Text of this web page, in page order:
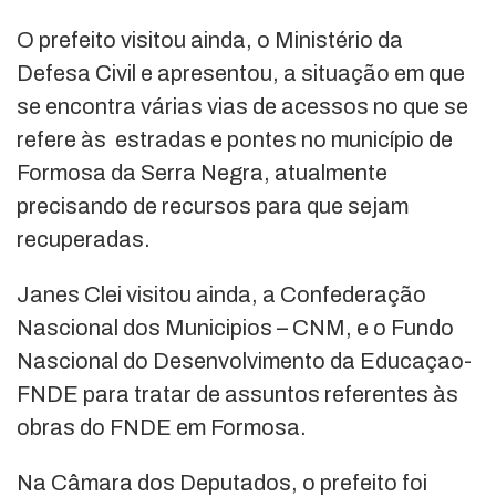
O prefeito visitou ainda, o Ministério da
Defesa Civil e apresentou, a situação em que
se encontra várias vias de acessos no que se
refere às estradas e pontes no município de
Formosa da Serra Negra, atualmente
precisando de recursos para que sejam
recuperadas.
Janes Clei visitou ainda, a Confederação
Nascional dos Municipios – CNM, e o Fundo
Nascional do Desenvolvimento da Educaçao-
FNDE para tratar de assuntos referentes às
obras do FNDE em Formosa.
Na Câmara dos Deputados, o prefeito foi